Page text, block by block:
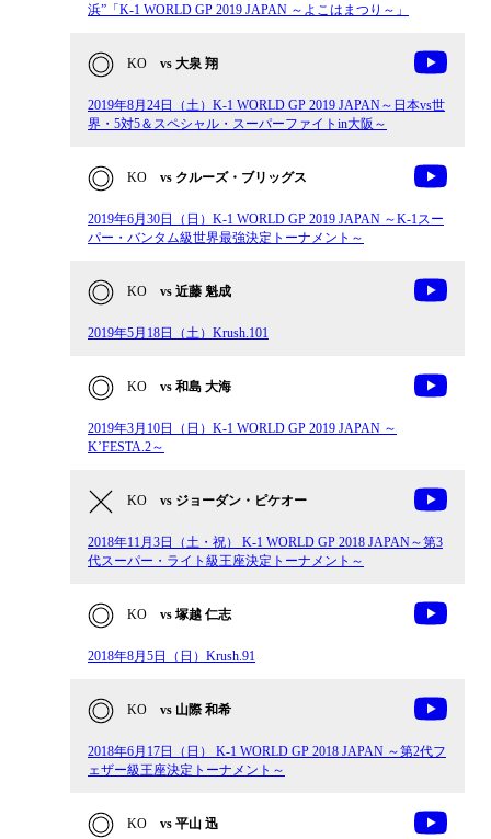
浜”「K-1 WORLD GP 2019 JAPAN ～よこはまつり～」
KO vs 大泉 翔
2019年8月24日（土）K-1 WORLD GP 2019 JAPAN～日本vs世
界・5対5＆スペシャル・スーパーファイトin大阪～
KO vs クルーズ・ブリッグス
2019年6月30日（日）K-1 WORLD GP 2019 JAPAN ～K-1スー
パー・バンタム級世界最強決定トーナメント～
KO vs 近藤 魁成
2019年5月18日（土）Krush.101
KO vs 和島 大海
2019年3月10日（日）K-1 WORLD GP 2019 JAPAN ～
K’FESTA.2～
KO vs ジョーダン・ピケオー
2018年11月3日（土・祝） K-1 WORLD GP 2018 JAPAN～第3
代スーパー・ライト級王座決定トーナメント～
KO vs 塚越 仁志
2018年8月5日（日）Krush.91
KO vs 山際 和希
2018年6月17日（日） K-1 WORLD GP 2018 JAPAN ～第2代フ
ェザー級王座決定トーナメント～
KO vs 平山 迅